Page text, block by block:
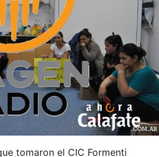
tomaron el CIC Formenti